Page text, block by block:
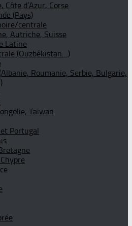
Côte d’Azur, Corse
(Pays)
centrale
Autriche, Suisse
Latine
(Ouzbékistan…)
Roumanie, Serbie, Bulgarie,
Taïwan
Portugal